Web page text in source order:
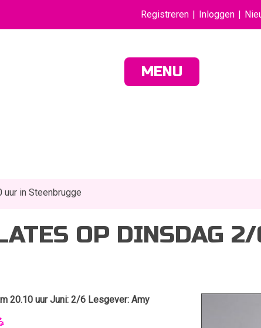
Registreren Inloggen
MENU
in Steenbrugge
OP DINSDAG
20.10 uur Juni: 2/6 Lesgever: Amy